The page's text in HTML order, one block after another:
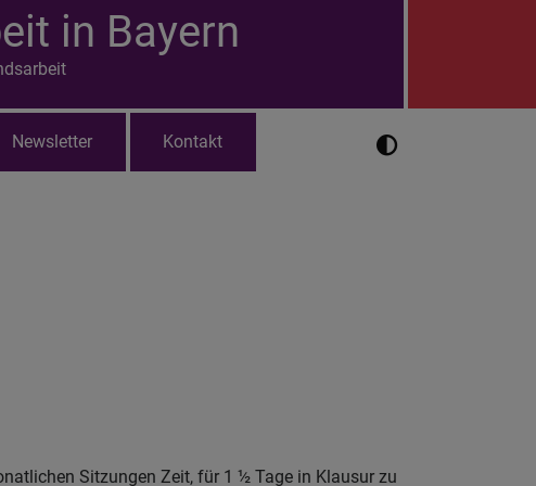
in Bayern
Newsletter Kontakt
Sitzungen Zeit, für 1 ½ Tage in Klausur zu